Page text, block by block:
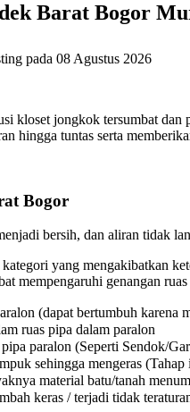
Barat Bogor
pada 08 Agustus 2026
kloset jongkok tersumbat
hingga tuntas serta
Bogor
bersih, dan aliran tidak
yang mengakibatkan
mempengaruhi genangan
(dapat bertumbuh karena
ruas pipa dalam paralon
paralon (Seperti Sendok/
sehingga mengeras
material batu/tanah
keras / terjadi tidak